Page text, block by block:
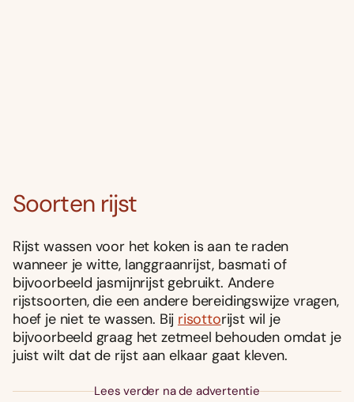
Soorten rijst
Rijst wassen voor het koken is aan te raden
wanneer je witte, langgraanrijst, basmati of
bijvoorbeeld jasmijnrijst gebruikt. Andere
rijstsoorten, die een andere bereidingswijze vragen,
hoef je niet te wassen. Bij risottorijst wil je
bijvoorbeeld graag het zetmeel behouden omdat je
juist wilt dat de rijst aan elkaar gaat kleven.
Lees verder na de advertentie